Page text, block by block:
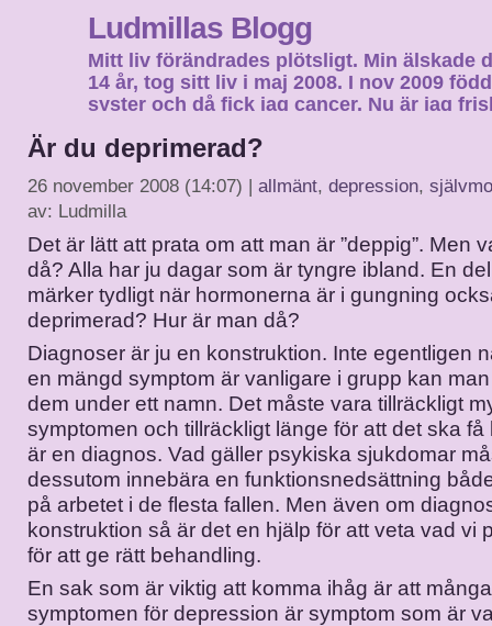
Ludmillas Blogg
Mitt liv förändrades plötsligt. Min älskade
14 år, tog sitt liv i maj 2008. I nov 2009
syster och då fick jag cancer. Nu är jag
Är du deprimerad?
26 november 2008 (14:07) | allmänt, depression,
av: Ludmilla
Det är lätt att prata om att man är ”deppig”. Men
då? Alla har ju dagar som är tyngre ibland. En
märker tydligt när hormonerna är i gungning
deprimerad? Hur är man då?
Diagnoser är ju en konstruktion. Inte egentligen
en mängd symptom är vanligare i grupp kan
dem under ett namn. Det måste vara tillräckligt
symptomen och tillräckligt länge för att det ska få
är en diagnos. Vad gäller psykiska sjukdomar
dessutom innebära en funktionsnedsättning
på arbetet i de flesta fallen. Men även om
konstruktion så är det en hjälp för att veta vad vi
för att ge rätt behandling.
En sak som är viktig att komma ihåg är att
symptomen för depression är symptom som är